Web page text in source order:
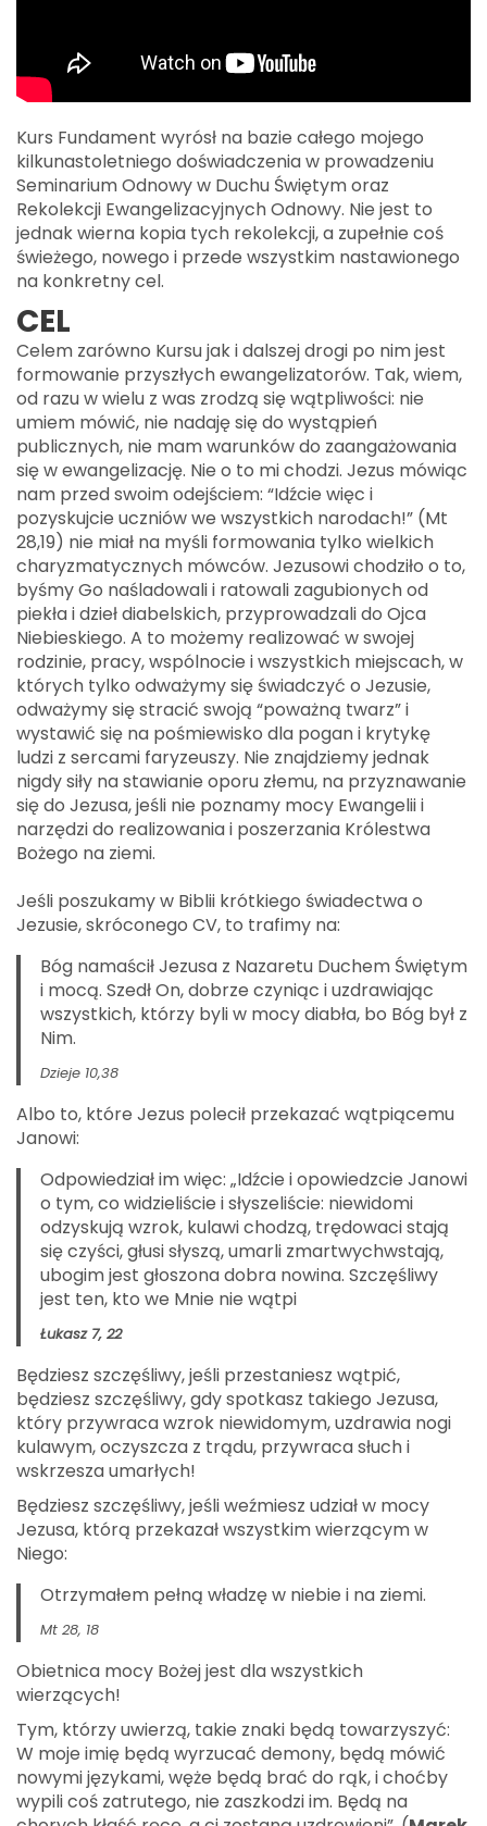
Kurs Fundament wyrósł na bazie całego mojego
kilkunastoletniego doświadczenia w prowadzeniu
Seminarium Odnowy w Duchu Świętym oraz
Rekolekcji Ewangelizacyjnych Odnowy. Nie jest to
jednak wierna kopia tych rekolekcji, a zupełnie coś
świeżego, nowego i przede wszystkim nastawionego
na konkretny cel.
CEL
Celem zarówno Kursu jak i dalszej drogi po nim jest
formowanie przyszłych ewangelizatorów. Tak, wiem,
od razu w wielu z was zrodzą się wątpliwości: nie
umiem mówić, nie nadaję się do wystąpień
publicznych, nie mam warunków do zaangażowania
się w ewangelizację. Nie o to mi chodzi. Jezus mówiąc
nam przed swoim odejściem: “Idźcie więc i
pozyskujcie uczniów we wszystkich narodach!” (Mt
28,19) nie miał na myśli formowania tylko wielkich
charyzmatycznych mówców. Jezusowi chodziło o to,
byśmy Go naśladowali i ratowali zagubionych od
piekła i dzieł diabelskich, przyprowadzali do Ojca
Niebieskiego. A to możemy realizować w swojej
rodzinie, pracy, wspólnocie i wszystkich miejscach, w
których tylko odważymy się świadczyć o Jezusie,
odważymy się stracić swoją “poważną twarz” i
wystawić się na pośmiewisko dla pogan i krytykę
ludzi z sercami faryzeuszy. Nie znajdziemy jednak
nigdy siły na stawianie oporu złemu, na przyznawanie
się do Jezusa, jeśli nie poznamy mocy Ewangelii i
narzędzi do realizowania i poszerzania Królestwa
Bożego na ziemi.
Jeśli poszukamy w Biblii krótkiego świadectwa o
Jezusie, skróconego CV, to trafimy na:
Bóg namaścił Jezusa z Nazaretu Duchem Świętym
i mocą. Szedł On, dobrze czyniąc i uzdrawiając
wszystkich, którzy byli w mocy diabła, bo Bóg był z
Nim.
Dzieje 10,38
Albo to, które Jezus polecił przekazać wątpiącemu
Janowi:
Odpowiedział im więc: „Idźcie i opowiedzcie Janowi
o tym, co widzieliście i słyszeliście: niewidomi
odzyskują wzrok, kulawi chodzą, trędowaci stają
się czyści, głusi słyszą, umarli zmartwychwstają,
ubogim jest głoszona dobra nowina. Szczęśliwy
jest ten, kto we Mnie nie wątpi
Łukasz 7, 22
Będziesz szczęśliwy, jeśli przestaniesz wątpić,
będziesz szczęśliwy, gdy spotkasz takiego Jezusa,
który przywraca wzrok niewidomym, uzdrawia nogi
kulawym, oczyszcza z trądu, przywraca słuch i
wskrzesza umarłych!
Będziesz szczęśliwy, jeśli weźmiesz udział w mocy
Jezusa, którą przekazał wszystkim wierzącym w
Niego:
Otrzymałem pełną władzę w niebie i na ziemi.
Mt 28, 18
Obietnica mocy Bożej jest dla wszystkich
wierzących!
Tym, którzy uwierzą, takie znaki będą towarzyszyć:
W moje imię będą wyrzucać demony, będą mówić
nowymi językami, węże będą brać do rąk, i choćby
wypili coś zatrutego, nie zaszkodzi im. Będą na